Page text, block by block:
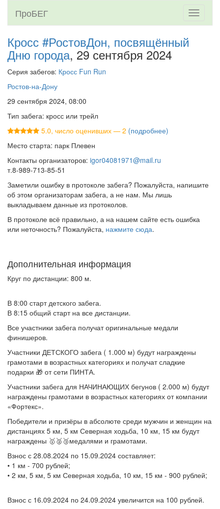
Toggle
ПроБЕГ
Кросс #РостовДон, посвящённый
Дню города, 29 сентября 2024
Серия забегов: Кросс Fun Run
Ростов-на-Дону
29 сентября 2024, 08:00
Тип забега: кросс или трейл
5.0, число оценивших — 2 (подробнее)
Место старта: парк Плевен
Контакты организаторов: igor04081971@mail.ru
т.8-989-713-85-51
Заметили ошибку в протоколе забега? Пожалуйста, напишите
об этом организаторам забега, а не нам. Мы лишь
выкладываем данные из протоколов.
В протоколе всё правильно, а на нашем сайте есть ошибка
или неточность? Пожалуйста, нажмите сюда.
Дополнительная информация
Круг по дистанции: 800 м.
В 8:00 старт детского забега.
В 8:15 общий старт на все дистанции.
Все участники забега получат оригинальные медали
финишеров.
Участники ДЕТСКОГО забега ( 1.000 м) будут награждены
грамотами в возрастных категориях и получат сладкие
подарки 🎁 от сети ПИНТА.
Участники забега для НАЧИНАЮЩИХ бегунов ( 2.000 м) будут
награждены грамотами в возрастных категориях от компании
«Фортекс».
Победители и призёры в абсолюте среди мужчин и женщин на
дистанциях 5 км, 5 км Северная ходьба, 10 км, 15 км будут
награждены 🥇🥈🥉медалями и грамотами.
Взнос с 28.08.2024 по 15.09.2024 составляет:
• 1 км - 700 рублей;
• 2 км, 5 км, 5 км Северная ходьба, 10 км, 15 км - 900 рублей;
Взнос с 16.09.2024 по 24.09.2024 увеличится на 100 рублей.